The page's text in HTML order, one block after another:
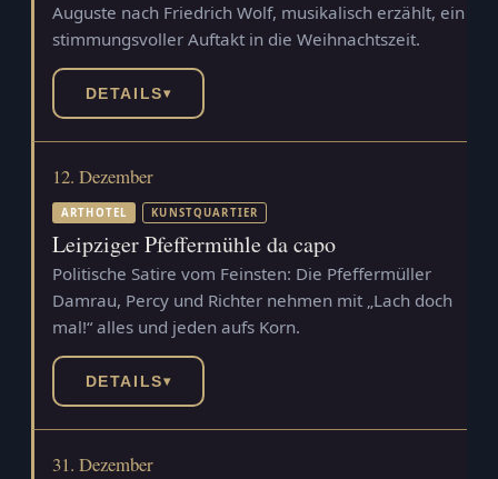
Auguste nach Friedrich Wolf, musikalisch erzählt, ein
stimmungsvoller Auftakt in die Weihnachtszeit.
DETAILS▾
12. Dezember
ARTHOTEL KUNSTQUARTIER
Leipziger Pfeffermühle da capo
Politische Satire vom Feinsten: Die Pfeffermüller
Damrau, Percy und Richter nehmen mit „Lach doch
mal!“ alles und jeden aufs Korn.
DETAILS▾
31. Dezember